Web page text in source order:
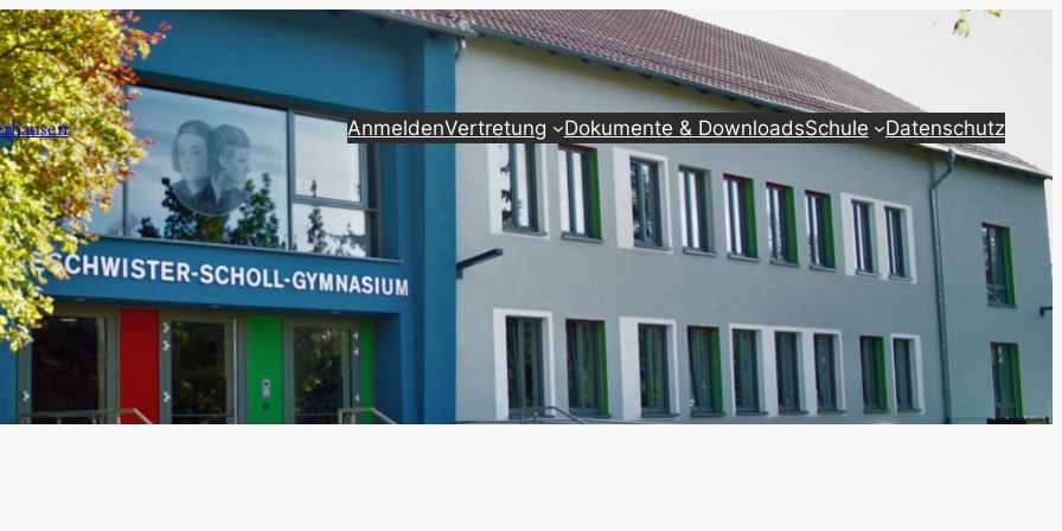
AnmeldenVertretung Dokumente & DownloadsSchule Datenschutz